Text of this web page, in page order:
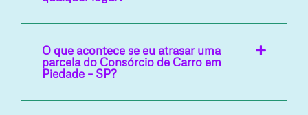
O que acontece se eu atrasar uma
parcela do Consórcio de Carro em
Piedade – SP?